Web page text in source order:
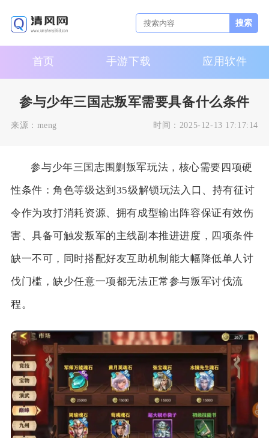
搜索
首页 手游下载 应用软件
参与少年三国志叛军需要具备什么条件
来源： meng 时间： 2025-12-13 17:17:14
参与少年三国志围剿叛军玩法，核心需要四项硬
性条件：角色等级达到35级解锁玩法入口、持有征讨
令作为攻打消耗资源、拥有成型输出阵容保证有效伤
害、具备可触发叛军的主线副本推进进度，四项条件
缺一不可，同时搭配好友互助机制能大幅降低单人讨
伐门槛，缺少任意一项都无法正常参与叛军讨伐流
程。